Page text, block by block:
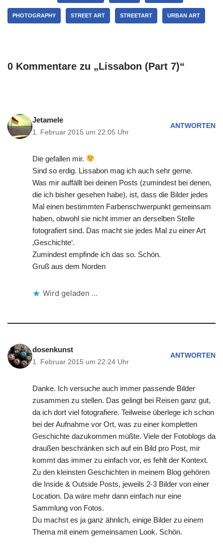
PHOTOGRAPHY STREET ART STREETART URBAN ART
0 Kommentare zu „Lissabon (Part 7)“
Jetamele
1. Februar 2015 um 22:05 Uhr
ANTWORTEN
Die gefallen mir.
Sind so erdig. Lissabon mag ich auch sehr gerne.
Was mir auffällt bei deinen Posts (zumindest bei denen,
die ich bisher gesehen habe), ist, dass die Bilder jedes
Mal einen bestimmten Farbenschwerpunkt gemeinsam
haben, obwohl sie nicht immer an derselben Stelle
fotografiert sind. Das macht sie jedes Mal zu einer Art
‚Geschichte‘.
Zumindest empfinde ich das so. Schön.
Gruß aus dem Norden
Wird geladen …
dosenkunst
1. Februar 2015 um 22:24 Uhr
ANTWORTEN
Danke. Ich versuche auch immer passende Bilder
zusammen zu stellen. Das gelingt bei Reisen ganz gut,
da ich dort viel fotografiere. Teilweise überlege ich schon
bei der Aufnahme vor Ort, was zu einer kompletten
Geschichte dazukommen müßte. Viele der Fotoblogs da
draußen beschränken sich auf ein Bild pro Post, mir
kommt das immer zu einfach vor, es fehlt der Kontext.
Zu den kleinsten Geschichten in meinem Blog gehören
die Inside & Outside Posts, jeweils 2-3 Bilder von einer
Location. Da wäre mehr dann einfach nur eine
Sammlung von Fotos.
Du machst es ja ganz ähnlich, einige Bilder zu einem
Thema mit einem gemeinsamen Look. Schön.